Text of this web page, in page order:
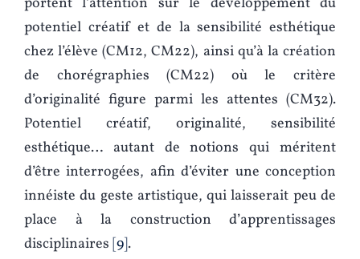
potentiel créatif et de la sensibilité esthétique
chez l’élève (CM12, CM22), ainsi qu’à la création
de chorégraphies (CM22) où le critère
d’originalité figure parmi les attentes (CM32).
Potentiel créatif, originalité, sensibilité
esthétique… autant de notions qui méritent
d’être interrogées, afin d’éviter une conception
innéiste du geste artistique, qui laisserait peu de
place à la construction d’apprentissages
disciplinaires 9 .